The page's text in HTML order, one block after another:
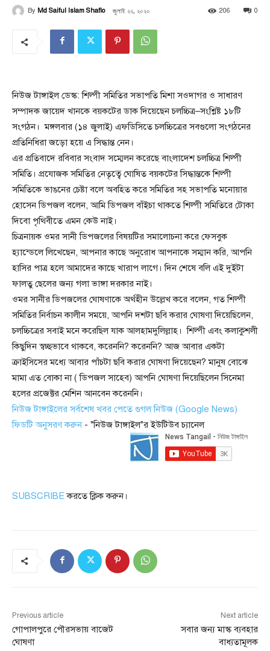
By Md Saiful Islam Shaflo জুলাই ২২, ২০২০ 0
206
নিউজ টাঙ্গাইল ডেস্ক: শিল্পী সমিতির সভাপতি মিশা সওদাগর ও সাধারণ
সম্পাদক জায়েদ খানকে বয়কটের ডাক দিয়েছেন চলচ্চিত্র–সংশ্লিষ্ট ১৮টি
সংগঠন। মঙ্গলবার (১৪ জুলাই) এফডিসিতে চলচ্চিত্রের সবগুলো সংগঠনের
প্রতিনিধিরা জড়ো হয়ে এ সিদ্ধান্ত নেন।
এর প্রতিবাদে রবিবার সংবাদ সম্মেলন করেছে বাংলাদেশ চলচ্চিত্র শিল্পী
সমিতি। প্রযোজক সমিতির নেতৃত্বে ঘোষিত বয়কটের সিদ্ধান্তকে শিল্পী
সমিতিকে ভাঙনের চেষ্টা বলে অবহিত করে সমিতির সহ সভাপতি মনোয়ার
হোসেন ডিপজল বলেন, আমি ডিপজল বাঁইচা থাকতে শিল্পী সমিতিরে টোকা
দিবো পৃথিবীতে এমন কেউ নাই।
চিত্রনায়ক ওমর সানী ডিপজলের বিষয়টির সমালোচনা করে ফেসবুক
হ্যান্ডেলে লিখেছেন, আপনার কাছে অনুরোধ আপনাকে সম্মান করি, আপনি
হাসির পাত্র হলে আমাদের কাছে খারাপ লাগে। দিন শেষে বলি এই দুইটা
ফালতু ছেলের জন্য গলা ভাঙ্গা দরকার নাই।
ওমর সানীর ডিপজলের ঘোষণাকে অর্থহীন উল্লেখ করে বলেন, গত শিল্পী
সমিতির নির্বাচন কালীন সময়ে, আপনি দশটা ছবি করার ঘোষণা দিয়েছিলেন,
চলচ্চিত্রের সবাই মনে করেছিল যাক আলহামদুলিল্লাহ। শিল্পী এবং কলাকুশলী
কিছুদিন স্বচ্ছভাবে থাকবে, করেননি? করেননি? আজ আবার একটা
ক্রাইসিসের মধ্যে আবার পাঁচটা ছবি করার ঘোষণা দিয়েছেন? মানুষ বোঝে
মামা এত বোকা না ( ডিপজল সাহেব) আপনি ঘোষণা দিয়েছিলেন সিনেমা
হলের প্রজেক্টর মেশিন আনবেন করেননি।
নিউজ টাঙ্গাইলের সর্বশেষ খবর পেতে গুগল নিউজ (Google News)
ফিডটি অনুসরণ করুন - "নিউজ টাঙ্গাইল"র ইউটিউব চ্যানেল
SUBSCRIBEকরতে ক্লিক করুন।
Previous article
গোপালপুরে পৌরসভায় বাজেট
ঘোষণা
Next article
সবার জন্য মাস্ক ব্যবহার
বাধ্যতামূলক